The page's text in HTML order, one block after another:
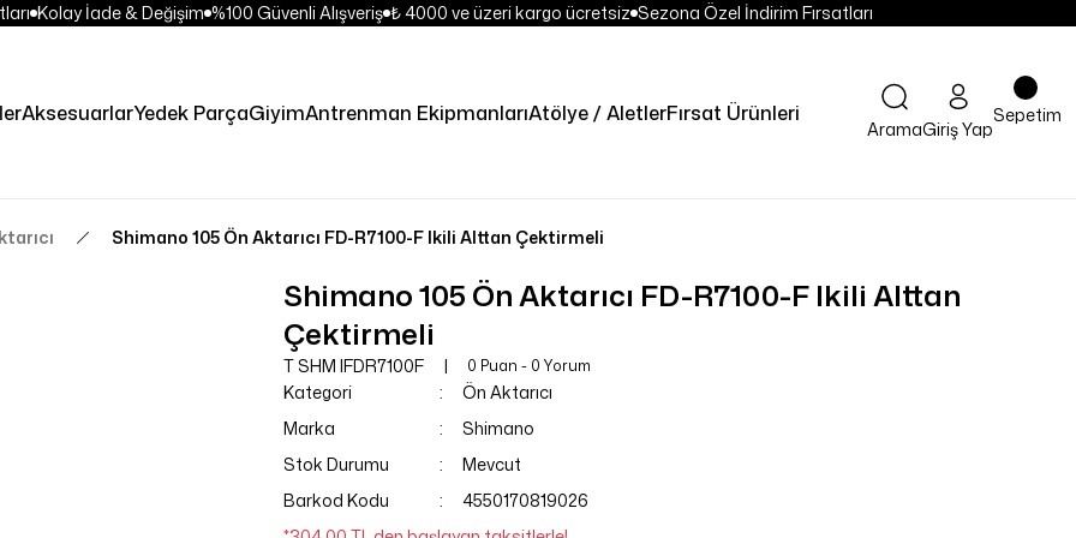
Kolay İade & Değişim %100 Güvenli Alışveriş ₺ 4000 ve üzeri kargo ücretsiz Sezona Özel İndirim Fırsatları
AksesuarlarYedek ParçaGiyimAntrenman EkipmanlarıAtölye / AletlerFırsat Ürünleri
AramaGiriş Yap
Sepetim
Shimano 105 Ön Aktarıcı FD-R7100-F Ikili Alttan Çektirmeli
Shimano 105 Ön Aktarıcı FD-R7100-F Ikili Alttan
Çektirmeli
T SHM IFDR7100F 0 Puan - 0 Yorum
Kategori
Ön Aktarıcı
Marka
Shimano
Stok Durumu
Mevcut
Barkod Kodu
4550170819026